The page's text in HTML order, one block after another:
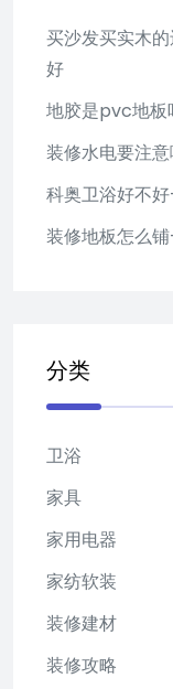
买沙发买实木
好
地胶是pvc地
装修水电要注
科奥卫浴好不
装修地板怎么
分类
卫浴
家具
家用电器
家纺软装
装修建材
装修攻略